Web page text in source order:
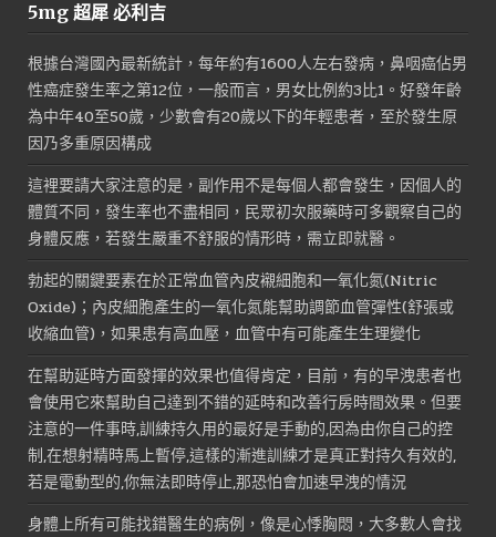
格：
5mg 超犀 必利吉
根據台灣國內最新統計，每年約有1600人左右發病，鼻咽癌佔男
性癌症發生率之第12位，一般而言，男女比例約3比1。好發年齡
為中年40至50歲，少數會有20歲以下的年輕患者，至於發生原
因乃多重原因構成
這裡要請大家注意的是，副作用不是每個人都會發生，因個人的
體質不同，發生率也不盡相同，民眾初次服藥時可多觀察自己的
身體反應，若發生嚴重不舒服的情形時，需立即就醫。
勃起的關鍵要素在於正常血管內皮襯細胞和一氧化氮(Nitric
Oxide)；內皮細胞產生的一氧化氮能幫助調節血管彈性(舒張或
收縮血管)，如果患有高血壓，血管中有可能產生生理變化
在幫助延時方面發揮的效果也值得肯定，目前，有的早洩患者也
會使用它來幫助自己達到不錯的延時和改善行房時間效果。但要
注意的一件事時,訓練持久用的最好是手動的,因為由你自己的控
制,在想射精時馬上暫停,這樣的漸進訓練才是真正對持久有效的,
若是電動型的,你無法即時停止,那恐怕會加速早洩的情況
身體上所有可能找錯醫生的病例，像是心悸胸悶，大多數人會找